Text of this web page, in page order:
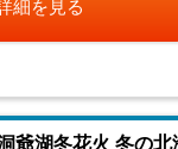
細を見る
爺湖冬花火 冬の北